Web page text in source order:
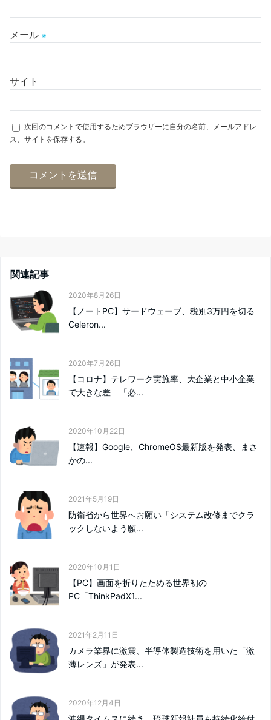
メール ※
サイト
次回のコメントで使用するためブラウザーに自分の名前、メールアドレ
ス、サイトを保存する。
関連記事
2020年8月26日
【ノートPC】サードウェーブ、税別3万円を切る
Celeron...
2020年7月26日
【コロナ】テレワーク実施率、大企業と中小企業
で大きな差 「必...
2020年10月22日
【速報】Google、ChromeOS最新版を発表、まさ
かの...
2021年5月19日
防衛省から世界へお願い「システム改修までクラ
ックしないよう願...
2020年10月1日
【PC】画面を折りたためる世界初の
PC「ThinkPadX1...
2021年2月11日
カメラ業界に激震、半導体製造技術を用いた「激
薄レンズ」が発表...
2020年12月4日